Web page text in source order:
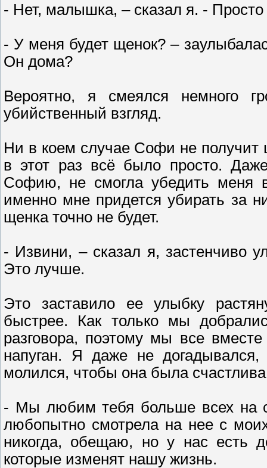
- Нет, малышка, – сказал я. -
- У меня будет щенок? –
Он дома?
Вероятно, я смеялся немного
убийственный взгляд.
Ни в коем случае Софи не получит
в этот раз всё было просто.
Софию, не смогла убедить меня
именно мне придется убирать за
щенка точно не будет.
- Извини, – сказал я, застенчиво
Это лучше.
Это заставило ее улыбку
быстрее. Как только мы
разговора, поэтому мы все
напуган. Я даже не
молился, чтобы она была
- Мы любим тебя больше всех на
любопытно смотрела на нее с
никогда, обещаю, но у нас есть
которые изменят нашу жизнь.